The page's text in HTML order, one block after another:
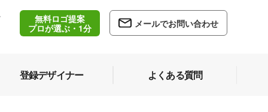
無料ロゴ提案
プロが選ぶ・1分
メールでお問い合わせ
登録デザイナー よくある質問